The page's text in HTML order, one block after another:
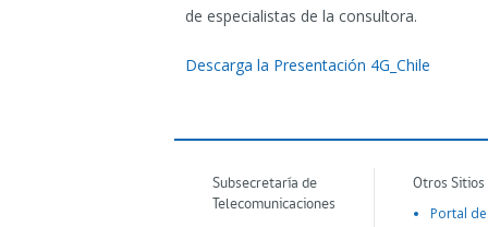
de especialistas de la consultora.
Descarga la Presentación 4G_Chile
Subsecretaría de
Telecomunicaciones
Otros
Portal